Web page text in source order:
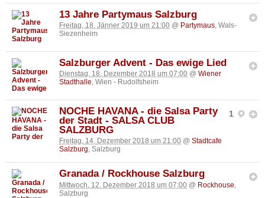
13 Jahre Partymaus Salzburg
Freitag, 18. Jänner 2019 um 21:00 @ Partymaus, Wals-
Siezenheim
Salzburger Advent - Das ewige Lied
Dienstag, 18. Dezember 2018 um 07:00 @ Wiener
Stadthalle, Wien - Rudolfsheim
1
NOCHE HAVANA - die Salsa Party
der Stadt - SALSA CLUB
SALZBURG
Freitag, 14. Dezember 2018 um 21:00 @ Stadtcafe
Salzburg, Salzburg
Granada / Rockhouse Salzburg
Mittwoch, 12. Dezember 2018 um 07:00 @ Rockhouse
Salzburg